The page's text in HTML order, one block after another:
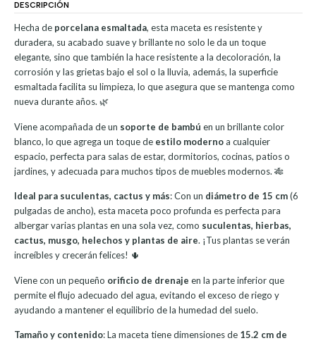
DESCRIPCIÓN
Hecha de porcelana esmaltada, esta maceta es resistente y
duradera, su acabado suave y brillante no solo le da un toque
elegante, sino que también la hace resistente a la decoloración, la
corrosión y las grietas bajo el sol o la lluvia, además, la superficie
esmaltada facilita su limpieza, lo que asegura que se mantenga como
nueva durante años. 🌿
Viene acompañada de un soporte de bambú en un brillante color
blanco, lo que agrega un toque de estilo modernoa cualquier
espacio, perfecta para salas de estar, dormitorios, cocinas, patios o
jardines, y adecuada para muchos tipos de muebles modernos. 🎋
Ideal para suculentas, cactus y más: Con un diámetro de 15 cm(6
pulgadas de ancho), esta maceta poco profunda es perfecta para
albergar varias plantas en una sola vez, como suculentas, hierbas,
cactus, musgo, helechos y plantas de aire. ¡Tus plantas se verán
increíbles y crecerán felices! 🌵
Viene con un pequeño orificio de drenaje en la parte inferior que
permite el flujo adecuado del agua, evitando el exceso de riego y
ayudando a mantener el equilibrio de la humedad del suelo.
Tamaño y contenido: La maceta tiene dimensiones de 15.2 cm de